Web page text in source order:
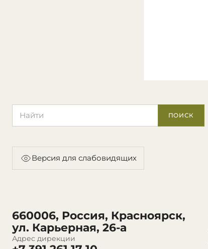
ПОИСК
Версия для слабовидящих
660006, Россия, Красноярск,
ул. Карьерная, 26-а
Адрес дирекции